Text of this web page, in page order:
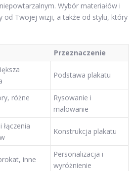
Wybór materiałów i
od Twojej wizji, a także od stylu, który
Przeznaczenie
Podstawa plakatu
różne
Rysowanie i
malowanie
łączenia
Konstrukcja plakatu
inne
Personalizacja i
wyróżnienie